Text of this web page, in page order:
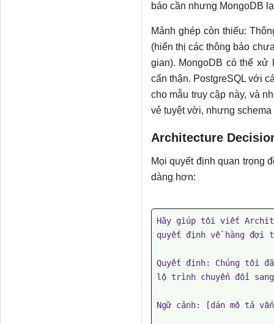
báo cần nhưng MongoDB
Mảnh ghép còn thiếu:
(hiển thị các thông báo
gian). MongoDB có thể xử
cẩn thận. PostgreSQL với
cho mẫu truy cập này, và
vẻ tuyệt vời, nhưng
Architecture
Mọi quyết định quan trọng
dàng hơn:
Hãy giúp tôi viết
quyết định về hàng đợi
Quyết định: Chúng tôi
lộ trình chuyển đổi
Ngữ cảnh: [dán mô tả